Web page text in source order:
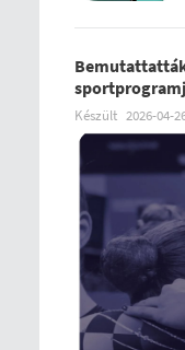
Készült 2026-04-